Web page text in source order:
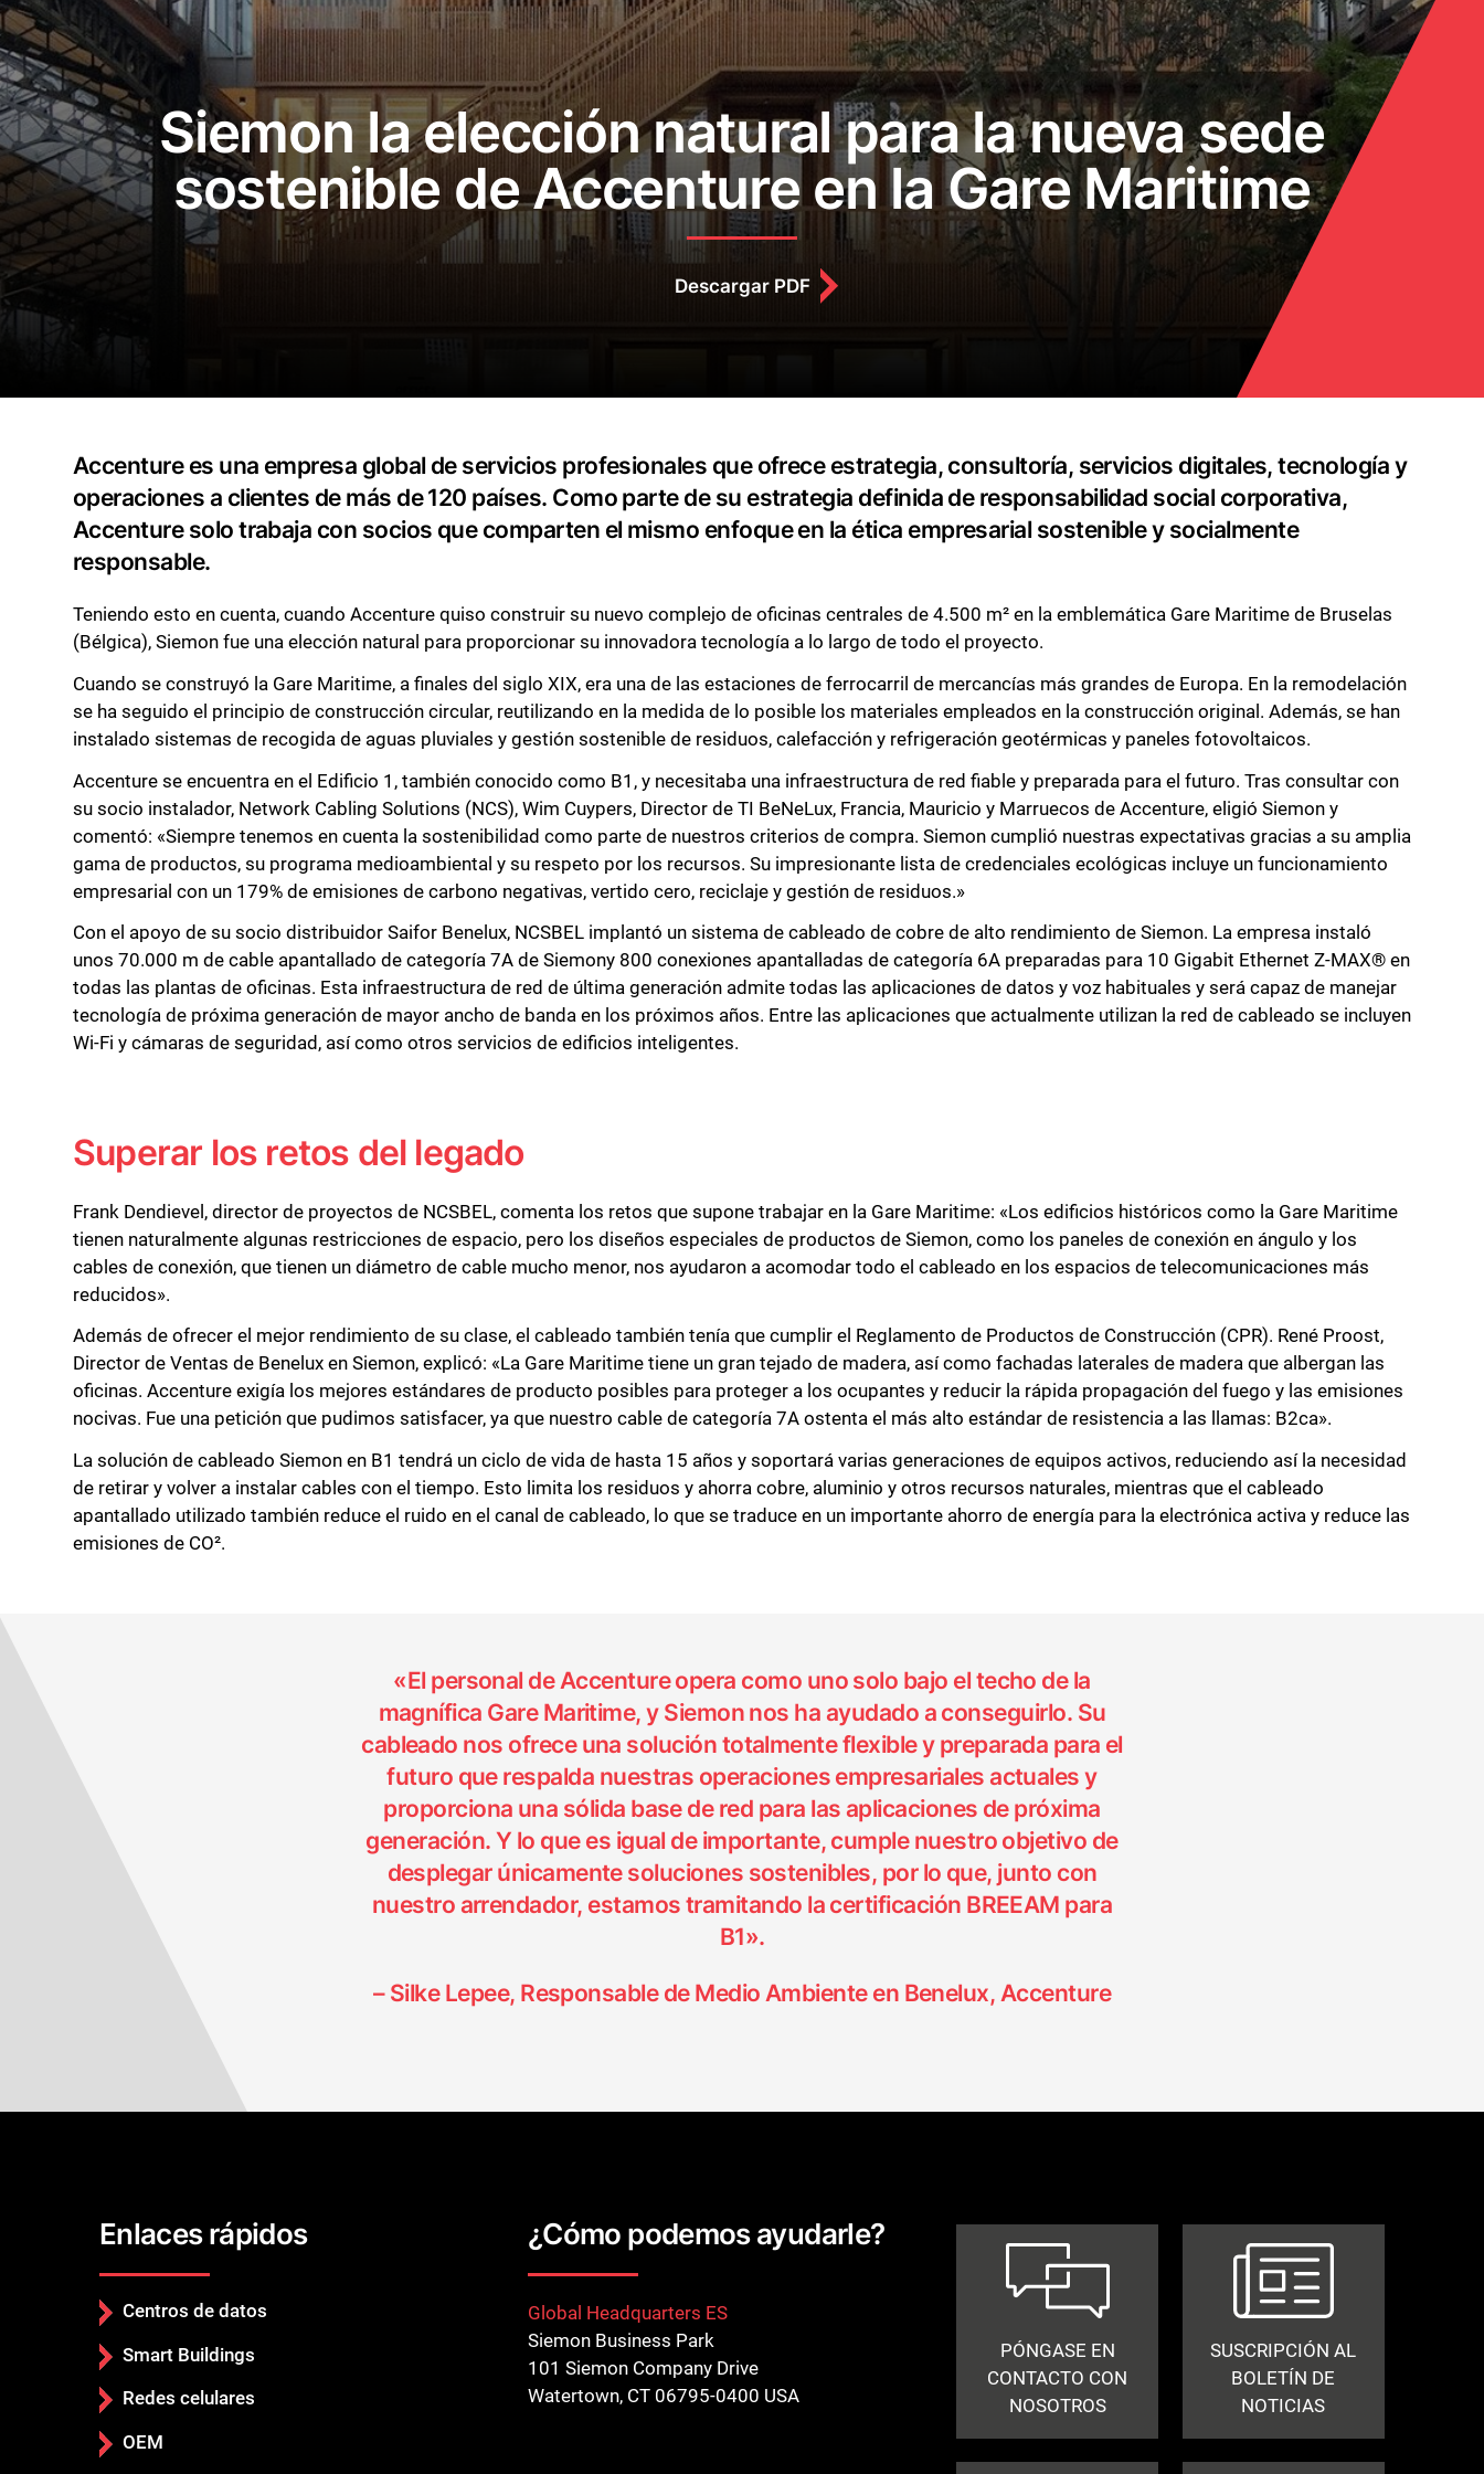
Siemon la elección natural para la nueva sede
sostenible de Accenture en la Gare Maritime
Descargar PDF
Accenture es una empresa global de servicios profesionales que ofrece estrategia, consultoría, servicios digitales, tecnología y
operaciones a clientes de más de 120 países. Como parte de su estrategia definida de responsabilidad social corporativa,
Accenture solo trabaja con socios que comparten el mismo enfoque en la ética empresarial sostenible y socialmente
responsable.
Teniendo esto en cuenta, cuando Accenture quiso construir su nuevo complejo de oficinas centrales de 4.500 m² en la emblemática Gare Maritime de Bruselas
(Bélgica), Siemon fue una elección natural para proporcionar su innovadora tecnología a lo largo de todo el proyecto.
Cuando se construyó la Gare Maritime, a finales del siglo XIX, era una de las estaciones de ferrocarril de mercancías más grandes de Europa. En la remodelación
se ha seguido el principio de construcción circular, reutilizando en la medida de lo posible los materiales empleados en la construcción original. Además, se han
instalado sistemas de recogida de aguas pluviales y gestión sostenible de residuos, calefacción y refrigeración geotérmicas y paneles fotovoltaicos.
Accenture se encuentra en el Edificio 1, también conocido como B1, y necesitaba una infraestructura de red fiable y preparada para el futuro. Tras consultar con
su socio instalador, Network Cabling Solutions (NCS), Wim Cuypers, Director de TI BeNeLux, Francia, Mauricio y Marruecos de Accenture, eligió Siemon y
comentó: «Siempre tenemos en cuenta la sostenibilidad como parte de nuestros criterios de compra. Siemon cumplió nuestras expectativas gracias a su amplia
gama de productos, su programa medioambiental y su respeto por los recursos. Su impresionante lista de credenciales ecológicas incluye un funcionamiento
empresarial con un 179% de emisiones de carbono negativas, vertido cero, reciclaje y gestión de residuos.»
Con el apoyo de su socio distribuidor Saifor Benelux, NCSBEL implantó un sistema de cableado de cobre de alto rendimiento de Siemon. La empresa instaló
unos 70.000 m de cable apantallado de categoría 7A de Siemony 800 conexiones apantalladas de categoría 6A preparadas para 10 Gigabit Ethernet Z-MAX® en
todas las plantas de oficinas. Esta infraestructura de red de última generación admite todas las aplicaciones de datos y voz habituales y será capaz de manejar
tecnología de próxima generación de mayor ancho de banda en los próximos años. Entre las aplicaciones que actualmente utilizan la red de cableado se incluyen
Wi-Fi y cámaras de seguridad, así como otros servicios de edificios inteligentes.
Superar los retos del legado
Frank Dendievel, director de proyectos de NCSBEL, comenta los retos que supone trabajar en la Gare Maritime: «Los edificios históricos como la Gare Maritime
tienen naturalmente algunas restricciones de espacio, pero los diseños especiales de productos de Siemon, como los paneles de conexión en ángulo y los
cables de conexión, que tienen un diámetro de cable mucho menor, nos ayudaron a acomodar todo el cableado en los espacios de telecomunicaciones más
reducidos».
Además de ofrecer el mejor rendimiento de su clase, el cableado también tenía que cumplir el Reglamento de Productos de Construcción (CPR). René Proost,
Director de Ventas de Benelux en Siemon, explicó: «La Gare Maritime tiene un gran tejado de madera, así como fachadas laterales de madera que albergan las
oficinas. Accenture exigía los mejores estándares de producto posibles para proteger a los ocupantes y reducir la rápida propagación del fuego y las emisiones
nocivas. Fue una petición que pudimos satisfacer, ya que nuestro cable de categoría 7A ostenta el más alto estándar de resistencia a las llamas: B2ca».
La solución de cableado Siemon en B1 tendrá un ciclo de vida de hasta 15 años y soportará varias generaciones de equipos activos, reduciendo así la necesidad
de retirar y volver a instalar cables con el tiempo. Esto limita los residuos y ahorra cobre, aluminio y otros recursos naturales, mientras que el cableado
apantallado utilizado también reduce el ruido en el canal de cableado, lo que se traduce en un importante ahorro de energía para la electrónica activa y reduce las
emisiones de CO².
«El personal de Accenture opera como uno solo bajo el techo de la
magnífica Gare Maritime, y Siemon nos ha ayudado a conseguirlo. Su
cableado nos ofrece una solución totalmente flexible y preparada para el
futuro que respalda nuestras operaciones empresariales actuales y
proporciona una sólida base de red para las aplicaciones de próxima
generación. Y lo que es igual de importante, cumple nuestro objetivo de
desplegar únicamente soluciones sostenibles, por lo que, junto con
nuestro arrendador, estamos tramitando la certificación BREEAM para
B1».
– Silke Lepee, Responsable de Medio Ambiente en Benelux, Accenture
Enlaces rápidos
Centros de datos
Smart Buildings
Redes celulares
OEM
¿Cómo podemos ayudarle?
Global Headquarters ES
Siemon Business Park
101 Siemon Company Drive
Watertown, CT 06795-0400 USA
PÓNGASE EN
CONTACTO CON
NOSOTROS
SUSCRIPCIÓN AL
BOLETÍN DE
NOTICIAS
Cerrar